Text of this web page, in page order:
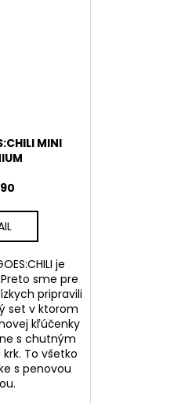
MINI
je
sme pre
pripravili
set v ktorom
kľúčenky
s chutným
To všetko
s penovou